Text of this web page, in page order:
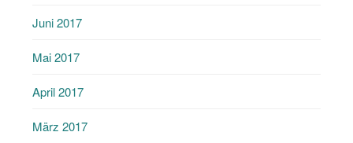
Juni 2017
Mai 2017
April 2017
März 2017